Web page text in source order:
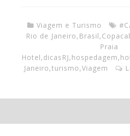
Viagem e Turismo
Rio de Janeiro, Brasil,
Praia
Hotel,dicasRJ,hospedagem,
Janeiro,turismo,Viagem